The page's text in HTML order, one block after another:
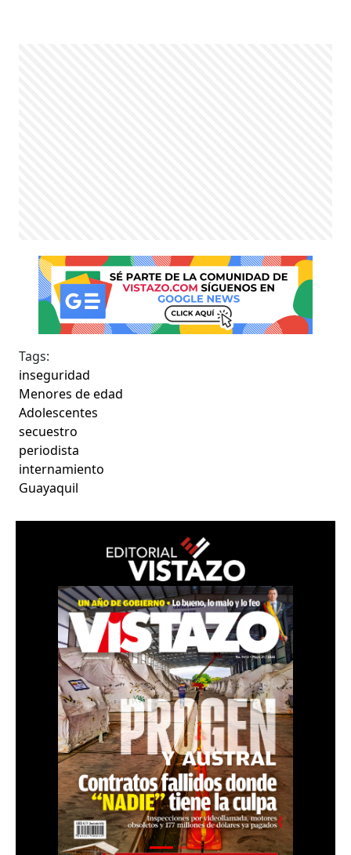
Tags:
inseguridad
Menores de edad
Adolescentes
secuestro
periodista
internamiento
Guayaquil